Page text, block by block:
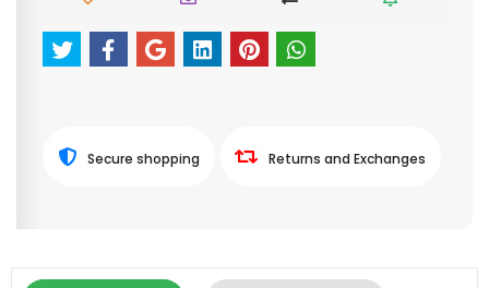
Secure shopping Returns and Exchanges